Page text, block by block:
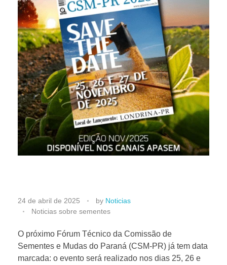
C
S
M
24 de abril de 2025 by Noticias
Noticias sobre sementes
O próximo Fórum Técnico da Comissão de
Sementes e Mudas do Paraná (CSM-PR) já tem data
marcada: o evento será realizado nos dias 25, 26 e